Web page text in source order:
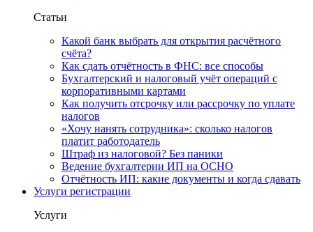
Статьи
Какой банк выбрать для открытия расчётного
счёта?
Как сдать отчётность в ФНС: все способы
Бухгалтерский и налоговый учёт операций с
корпоративными картами
Как получить отсрочку или рассрочку по уплате
налогов
«Хочу нанять сотрудника»: сколько налогов
платит работодатель
Штраф из налоговой? Без паники
Ведение бухгалтерии ИП на ОСНО
Отчётность ИП: какие документы и когда сдавать
Услуги регистрации
Услуги